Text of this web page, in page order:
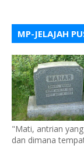
MP-JELAJAH
"Mati, antrian
dan dimana